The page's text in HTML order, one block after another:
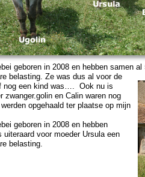
geboren in 2008 en hebben samen
belasting. Ze was dus al voor de
nog een kind was…. Ook nu is
zwanger.golin en Calin waren nog
opgehaald ter plaatse op mijn
geboren in 2008 en hebben
voor moeder Ursula een
belasting.